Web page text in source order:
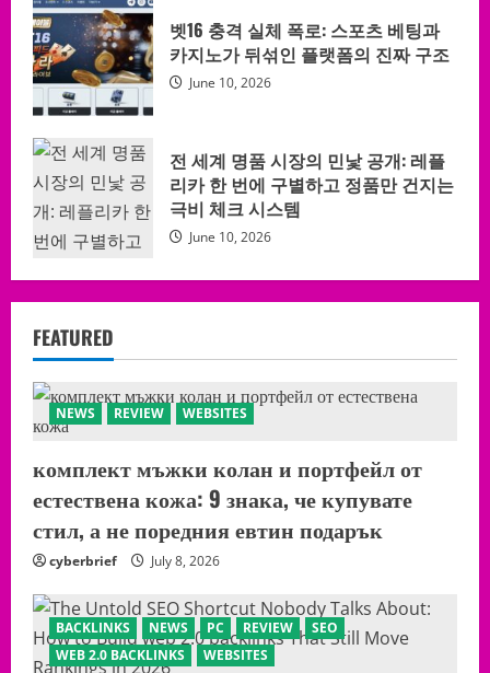
벳16 충격 실체 폭로: 스포츠 베팅과
카지노가 뒤섞인 플랫폼의 진짜 구조
June 10, 2026
전 세계 명품 시장의 민낯 공개: 레플
리카 한 번에 구별하고 정품만 건지는
극비 체크 시스템
June 10, 2026
FEATURED
NEWS REVIEW WEBSITES
комплект мъжки колан и портфейл от
естествена кожа: 9 знака, че купувате
стил, а не поредния евтин подарък
cyberbrief July 8, 2026
BACKLINKS NEWS PC REVIEW
SEO
WEB 2.0 BACKLINKS
WEBSITES